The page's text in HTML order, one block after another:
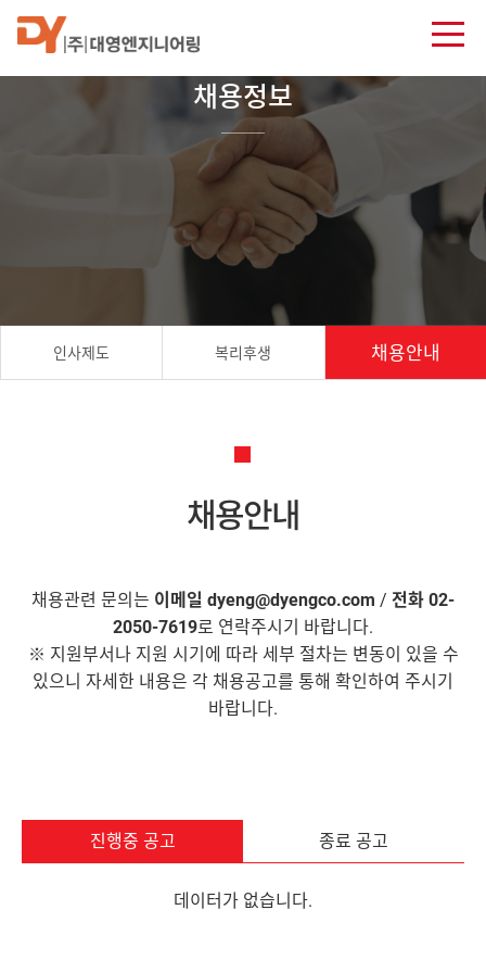
인사제도 복리후생 채용안내
채용정보
채용안내
채용관련 문의는 이메일 dyeng@dyengco.com / 전화 02-
2050-7619로 연락주시기 바랍니다.
※ 지원부서나 지원 시기에 따라 세부 절차는 변동이 있을 수
있으니 자세한 내용은 각 채용공고를 통해 확인하여 주시기
바랍니다.
진행중 공고 종료 공고
데이터가 없습니다.